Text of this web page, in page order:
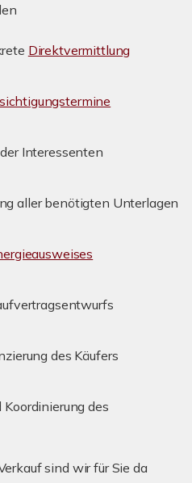
Direktvermittlung
Interessenten
aller benötigten Unterlagen
des Käufers
des
sind wir für Sie da